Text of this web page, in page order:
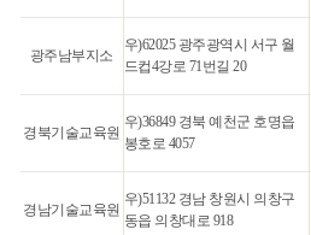
광주남부지소
우)62025 광주광역시 서구 월
드컵4강로 71번길 20
경북기술교육원
우)36849 경북 예천군 호명읍
봉호로 4057
경남기술교육원
우)51132 경남 창원시 의창구
동읍 의창대로 918